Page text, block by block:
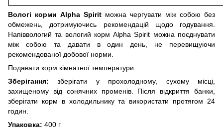
Вологі корми Alpha Spirit можна чергувати між собою без
обмежень, дотримуючись рекомендацій щодо годування.
Напіввологий та вологий корм Alpha Spirit можна поєднувати
між собою та давати в один день, не перевищуючи
рекомендованої добової норми.
Подавати корм кімнатної температури.
Зберігання:зберігати у прохолодному, сухому місці,
захищеному від сонячних променів. Після відкриття банки,
зберігати корм в холодильнику та використати протягом 24
годин.
Упаковка: 400 г